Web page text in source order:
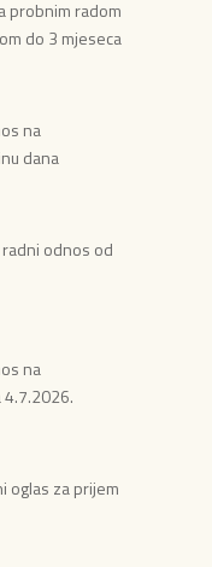
probnim radom
do 3 mjeseca
na
dana
odnos od
na
oglas za prijem